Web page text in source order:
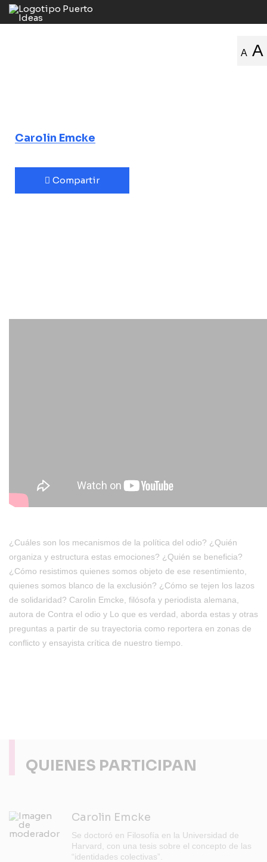
A A
Carolin Emcke
Compartir
¿Cuáles son los mecanismos de la política del odio? ¿Quién
organiza y estructura estas emociones? ¿Quién se beneficia?
¿Cómo resistimos quienes somos objeto de ese resentimiento,
quienes somos blanco de la exclusión? ¿Cómo se tejen los lazos
de solidaridad? Carolin Emcke, filósofa y periodista alemana,
autora de Contra el odio y Lo que es verdad, aborda estas y otras
preguntas a partir de su trayectoria como reportera en zonas de
conflicto y ensayista crítica de nuestro tiempo.
QUIENES PARTICIPAN
Carolin Emcke
Se doctoró en Filosofía en la Universidad de
Harvard, con una tesis sobre el concepto de las
“identidades colectivas”.